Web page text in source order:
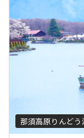
那須高原りんどう